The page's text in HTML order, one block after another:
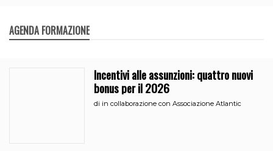
AGENDA FORMAZIONE
Incentivi alle assunzioni: quattro nuovi
bonus per il 2026
di in collaborazione con Associazione Atlantic